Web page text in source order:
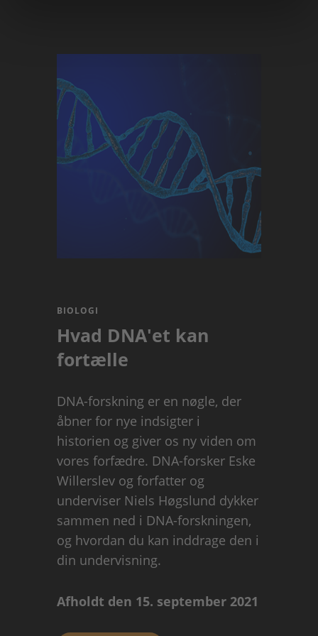
BIOLOGI
Hvad DNA'et kan
fortælle
DNA-forskning er en nøgle, der
åbner for nye indsigter i
historien og giver os ny viden om
vores forfædre. DNA-forsker Eske
Willerslev og forfatter og
underviser Niels Høgslund dykker
sammen ned i DNA-forskningen,
og hvordan du kan inddrage den i
din undervisning.
Afholdt den 15. september 2021